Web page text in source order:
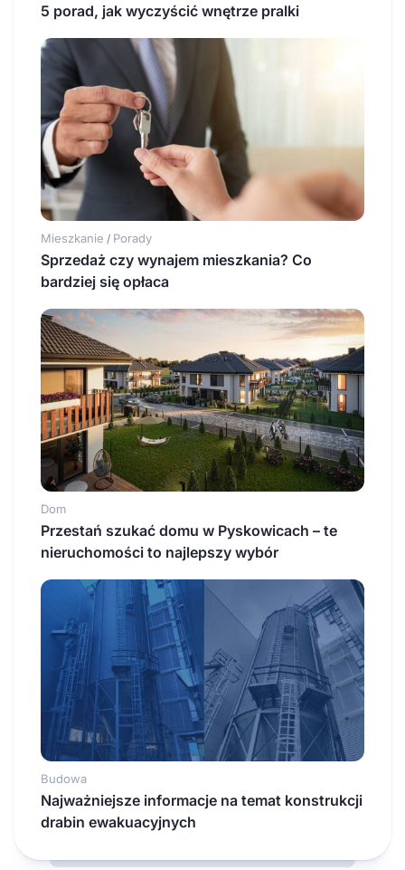
5 porad, jak wyczyścić wnętrze pralki
Mieszkanie / Porady
Sprzedaż czy wynajem mieszkania? Co
bardziej się opłaca
Dom
Przestań szukać domu w Pyskowicach – te
nieruchomości to najlepszy wybór
Budowa
Najważniejsze informacje na temat konstrukcji
drabin ewakuacyjnych